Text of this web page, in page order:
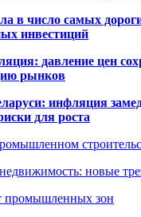
в число самых
инвестиций
давление цен
рынков
инфляция
для роста
новые
промышленных зон